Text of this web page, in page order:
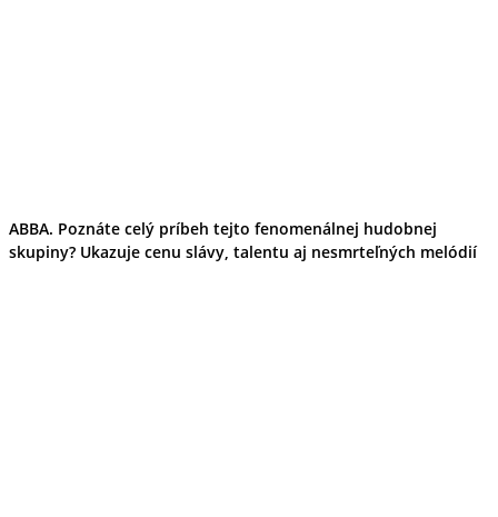
ABBA. Poznáte celý príbeh tejto fenomenálnej hudobnej
skupiny? Ukazuje cenu slávy, talentu aj nesmrteľných melódií